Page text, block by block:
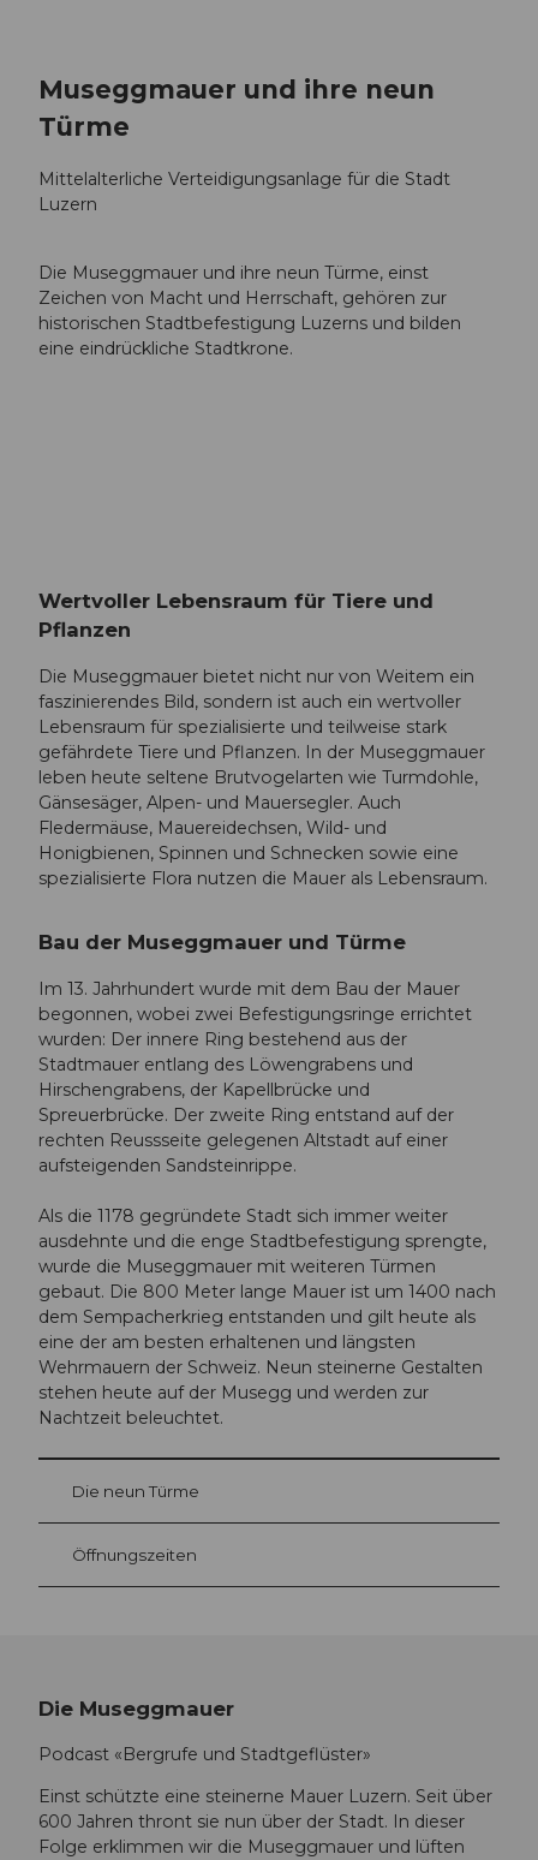
Museggmauer und ihre neun
Türme
Mittelalterliche Verteidigungsanlage für die Stadt
Luzern
Die Museggmauer und ihre neun Türme, einst
Zeichen von Macht und Herrschaft, gehören zur
historischen Stadtbefestigung Luzerns und bilden
eine eindrückliche Stadtkrone.
Wertvoller Lebensraum für Tiere und
Pflanzen
Die Museggmauer bietet nicht nur von Weitem ein
faszinierendes Bild, sondern ist auch ein wertvoller
Lebensraum für spezialisierte und teilweise stark
gefährdete Tiere und Pflanzen. In der Museggmauer
leben heute seltene Brutvogelarten wie Turmdohle,
Gänsesäger, Alpen- und Mauersegler. Auch
Fledermäuse, Mauereidechsen, Wild- und
Honigbienen, Spinnen und Schnecken sowie eine
spezialisierte Flora nutzen die Mauer als Lebensraum.
Bau der Museggmauer und Türme
Im 13. Jahrhundert wurde mit dem Bau der Mauer
begonnen, wobei zwei Befestigungsringe errichtet
wurden: Der innere Ring bestehend aus der
Stadtmauer entlang des Löwengrabens und
Hirschengrabens, der Kapellbrücke und
Spreuerbrücke. Der zweite Ring entstand auf der
rechten Reussseite gelegenen Altstadt auf einer
aufsteigenden Sandsteinrippe.
Als die 1178 gegründete Stadt sich immer weiter
ausdehnte und die enge Stadtbefestigung sprengte,
wurde die Museggmauer mit weiteren Türmen
gebaut. Die 800 Meter lange Mauer ist um 1400 nach
dem Sempacherkrieg entstanden und gilt heute als
eine der am besten erhaltenen und längsten
Wehrmauern der Schweiz. Neun steinerne Gestalten
stehen heute auf der Musegg und werden zur
Nachtzeit beleuchtet.
Die neun Türme
Öffnungszeiten
Die Museggmauer
Podcast «Bergrufe und Stadtgeflüster»
Einst schützte eine steinerne Mauer Luzern. Seit über
600 Jahren thront sie nun über der Stadt. In dieser
Folge erklimmen wir die Museggmauer und lüften